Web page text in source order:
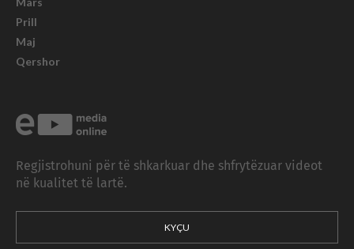
Prill
Maj
Qershor
Regjistrohuni për të shkarkuar dhe shfrytëzuar videot
në kualitet të lartë.
KYÇU